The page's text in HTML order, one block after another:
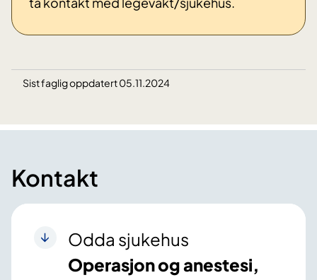
Sist faglig oppdatert 05.11.2024
Kontakt
Odda sjukehus
Operasjon og anestesi,